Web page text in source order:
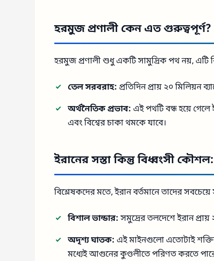
হরমুজ প্রণালী কেন এত গুরুত্বপূর্ণ?
হরমুজ প্রণালী শুধু একটি সামুদ্রিক পথ নয়, এটি
তেল সরবরাহ: প্রতিদিন প্রায় ২০ মিলিয়ন
অর্থনৈতিক প্রভাব: এই পথটি বন্ধ হয়ে গেলে
এবং বিশ্বের চাকা থমকে যাবে।
ইরানের সস্তা কিন্তু বিধ্বংসী
বিশ্লেষকদের মতে, ইরান বর্তমানে তাদের সবচেয়ে
বিশাল ভান্ডার:সমুদ্রের তলদেশে ইরান
অদৃশ্য ঘাতক: এই মাইনগুলো এতোটাই
মধ্যেই আগুনের কুণ্ডলীতে পরিণত করতে